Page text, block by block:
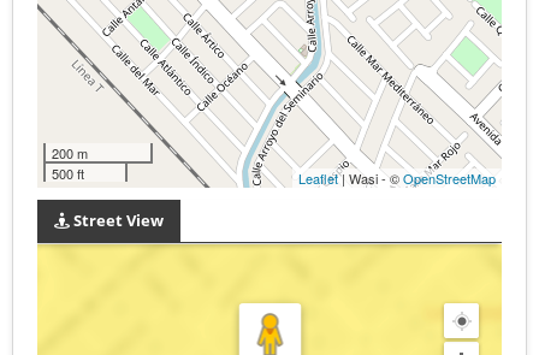
200 m
500 ft
Leaflet| Wasi - ©OpenStreetMap
Street View